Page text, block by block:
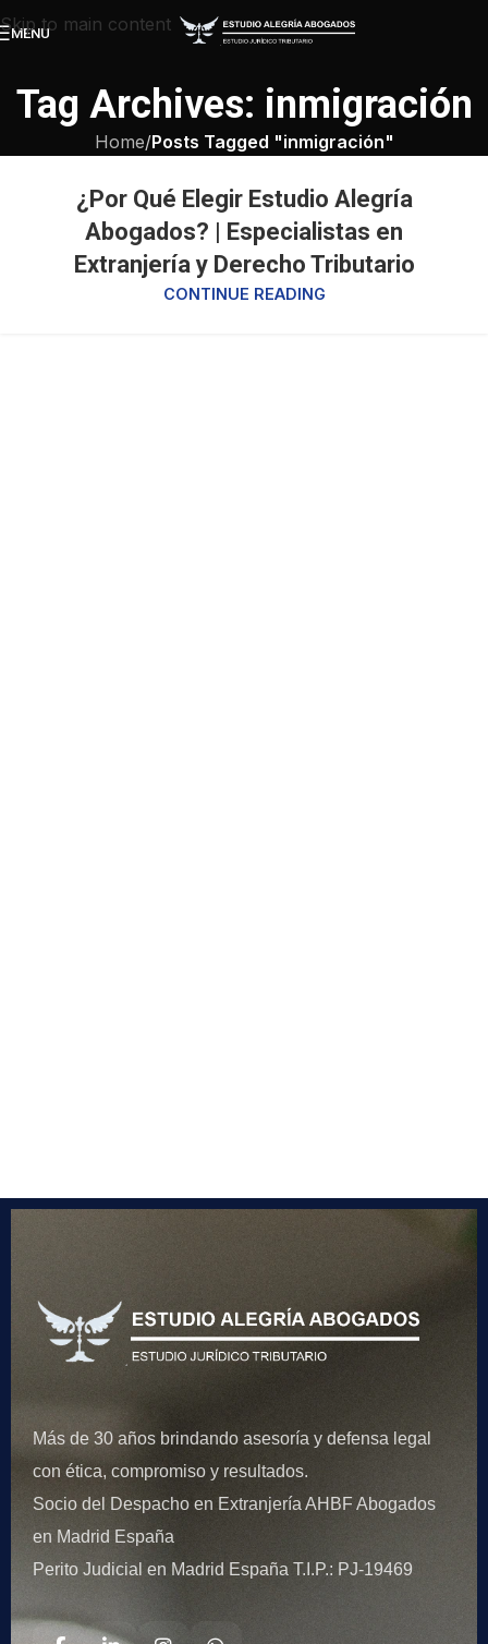
Skip to main content
MENU
Tag Archives: inmigración
Home/Posts Tagged "inmigración"
¿Por Qué Elegir Estudio Alegría
Abogados? | Especialistas en
Extranjería y Derecho Tributario
CONTINUE READING
Más de 30 años brindando asesoría y defensa legal
con ética, compromiso y resultados.
Socio del Despacho en Extranjería AHBF Abogados
en Madrid España
Perito Judicial en Madrid España T.I.P.: PJ-19469